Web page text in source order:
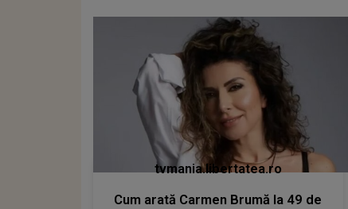
tvmania.libertatea.ro
Cum arată Carmen Brumă la 49 de